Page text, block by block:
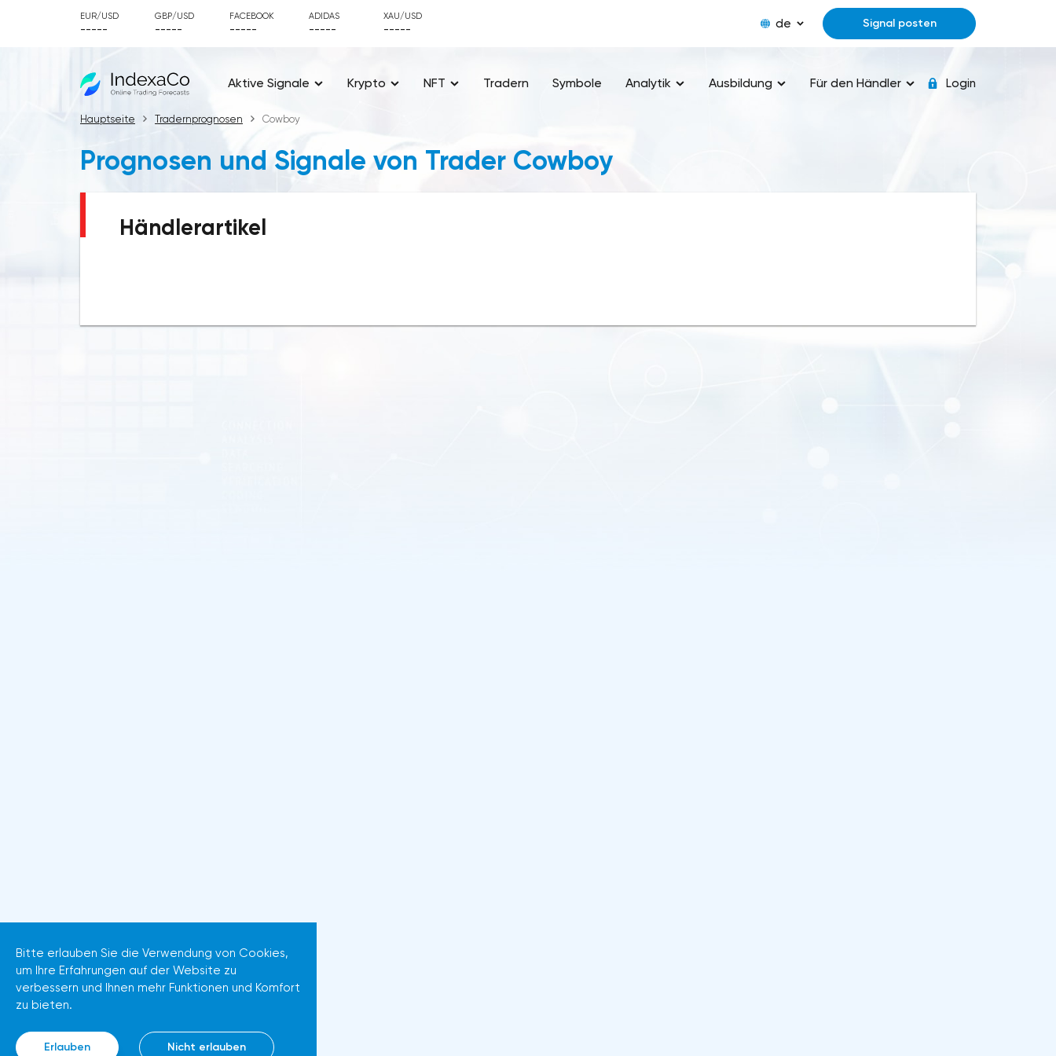
EUR/USD
-----
GBP/USD
-----
FACEBOOK
-----
ADIDAS
-----
XAU/USD
----- de Signal posten
Aktive Signale Krypto NFT Tradern Symbole Analytik Ausbildung Für den Händler Login
Hauptseite Tradernprognosen Cowboy
Prognosen und Signale von Trader Cowboy
Händlerartikel
Bitte erlauben Sie die Verwendung von Cookies,
um Ihre Erfahrungen auf der Website zu
verbessern und Ihnen mehr Funktionen und Komfort
zu bieten.
Erlauben Nicht erlauben